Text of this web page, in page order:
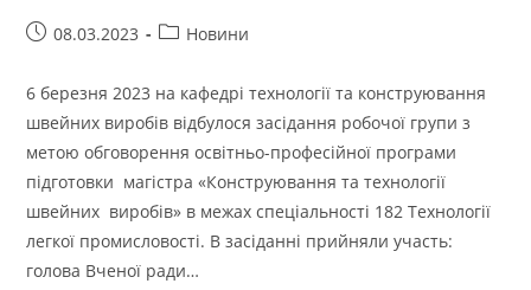
Запис08.03.2023
Категорія
Новини
6 березня 2023 на кафедрі технології та конструювання
швейних виробів відбулося засідання робочої групи з
метою обговорення освітньо-професійної програми
підготовки магістра «Конструювання та технології
швейних виробів» в межах спеціальності 182 Технології
легкої промисловості. В засіданні прийняли участь:
голова Вченої ради…